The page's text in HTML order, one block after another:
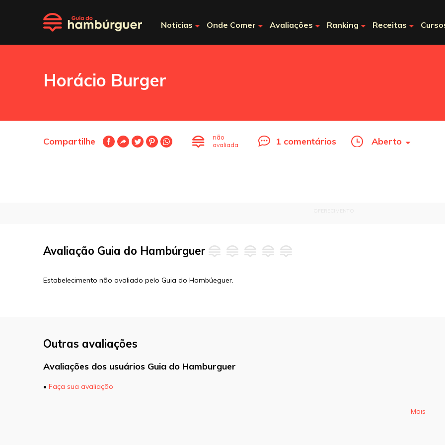
Notícias Onde Comer Avaliações Ranking Receitas
Horácio Burger
Compartilhe não
avaliada 1 comentários Aberto
Avaliação Guia do Hambúrguer
Estabelecimento não avaliado pelo Guia do Hambúeguer.
Outras avaliações
Avaliações dos usuários Guia do Hamburguer
• Faça sua avaliação
Mais